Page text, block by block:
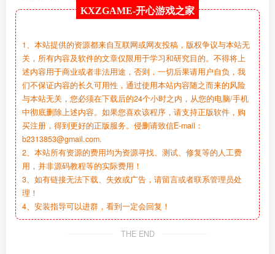
KXZGAME-开心游戏之家
1、本站提供的资源都来自互联网或网友投稿，版权争议与本站无
关，所有内容及软件的文章仅限用于学习和研究目的。不得将上
述内容用于商业或者非法用途，否则，一切后果请用户自负，我
们不保证内容的长久可用性，通过使用本站内容随之而来的风险
与本站无关，您必须在下载后的24个小时之内，从您的电脑/手机
中彻底删除上述内容。如果您喜欢该程序，请支持正版软件，购
买注册，得到更好的正版服务。侵删请致信E-mail：
b2313853@gmail.com.
2、本站所有资源的费用均为资源寻找、测试、修复等的人工费
用，并非源码教程等的实际费用！
3、如有链接无法下载、失效或广告，请留言或者联系管理员处
理！
4、安装指导可以进群，看到一定会回复！
THE END